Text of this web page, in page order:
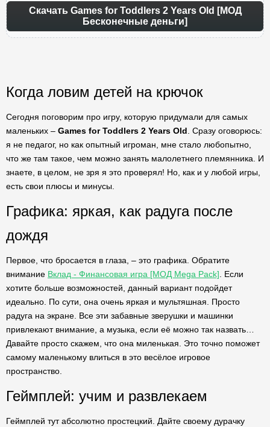
Скачать Games for Toddlers 2 Years Old [МОД
Бесконечные деньги]
Когда ловим детей на крючок
Сегодня поговорим про игру, которую придумали для самых
маленьких – Games for Toddlers 2 Years Old . Сразу оговорюсь:
я не педагог, но как опытный игроман, мне стало любопытно,
что же там такое, чем можно занять малолетнего племянника. И
знаете, в целом, не зря я это проверял! Но, как и у любой игры,
есть свои плюсы и минусы.
Графика: яркая, как радуга после
дождя
Первое, что бросается в глаза, – это графика. Обратите
внимание Вклад - Финансовая игра [МОД Mega Pack] . Если
хотите больше возможностей, данный вариант подойдет
идеально. По сути, она очень яркая и мультяшная. Просто
радуга на экране. Все эти забавные зверушки и машинки
привлекают внимание, а музыка, если её можно так назвать…
Давайте просто скажем, что она миленькая. Это точно поможет
самому маленькому влиться в это весёлое игровое
пространство.
Геймплей: учим и развлекаем
Геймплей тут абсолютно простецкий. Дайте своему дурачку